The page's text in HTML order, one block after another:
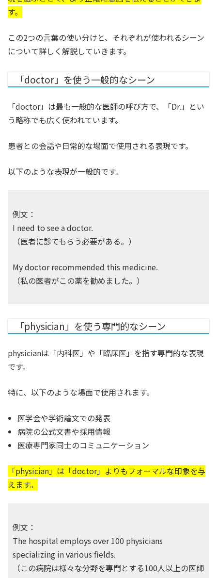
す。
この2つの言葉の使い分けと、それぞれが使われるシーン
について詳しく解説していきます。
「doctor」を使う一般的なシーン
「doctor」は最も一般的な医師の呼び方で、「Dr.」とい
う略称でも広く使われています。
患者との会話や日常的な場面で使用される表現です。
以下のような表現が一般的です。
例文：
I need to see a doctor.
（医者に診てもらう必要がある。）
My doctor recommended this medicine.
（私の医者がこの薬を勧めました。）
「physician」を使う専門的なシーン
physicianは「内科医」や「臨床医」を指す専門的な表現
です。
特に、以下のような場面で使用されます。
医学会や学術論文での発表
病院の公式文書や採用情報
医療専門家同士のコミュニケーション
「physician」は「doctor」よりもフォーマルな印象を与
えます。
例文：
The hospital employs over 100 physicians
specializing in various fields.
（この病院は様々な分野を専門とする100人以上の医師